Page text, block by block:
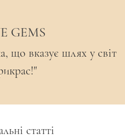
GEMS
що вказує шлях у світ
статті